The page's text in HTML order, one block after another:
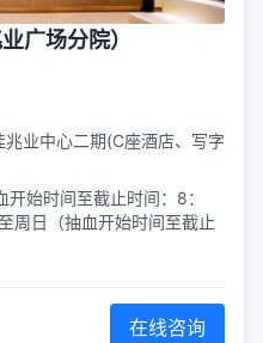
广场分院）
业中心二期(C座酒店、写字
始时间至截止时间：8：
周日（抽血开始时间至截止
在线咨询